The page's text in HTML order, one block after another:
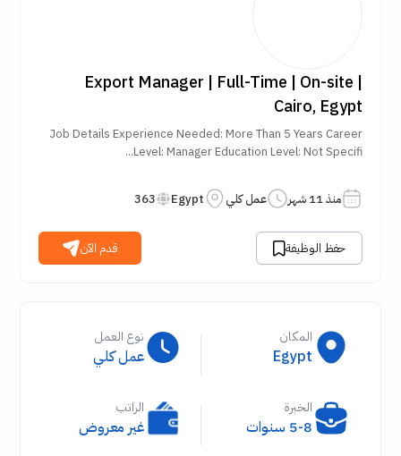
Export Manager | Full-Time | On-site |
Cairo, Egypt
Job Details Experience Needed: More Than 5 Years Career
Level: Manager Education Level: Not Specifi...
منذ 11 شهر عمل كلي Egypt
363
حفظ الوظيفة قدم الآن
المكان
Egypt
نوع العمل
عمل كلي
الخبرة
5-8 سنوات
الراتب
غير معروض